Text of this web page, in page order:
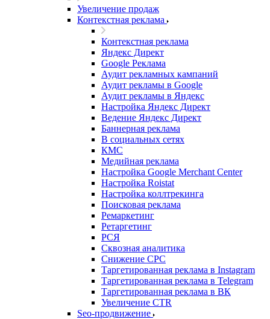
Увеличение продаж
Контекстная реклама
Контекстная реклама
Яндекс Директ
Google Реклама
Аудит рекламных кампаний
Аудит рекламы в Google
Аудит рекламы в Яндекс
Настройка Яндекс Директ
Ведение Яндекс Директ
Баннерная реклама
В социальных сетях
КМС
Медийная реклама
Настройка Google Merchant Center
Настройка Roistat
Настройка коллтрекинга
Поисковая реклама
Ремаркетинг
Ретаргетинг
РСЯ
Сквозная аналитика
Снижение CPC
Таргетированная реклама в Instagram
Таргетированная реклама в Telegram
Таргетированная реклама в ВК
Увеличение CTR
Seo-продвижение